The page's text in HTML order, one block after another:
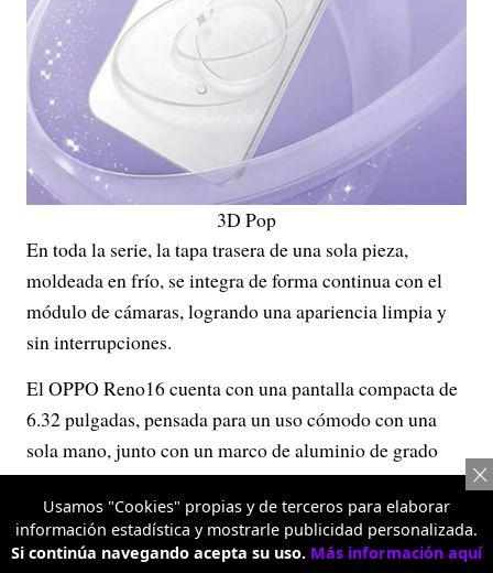
3D Pop
En toda la serie, la tapa trasera de una sola pieza,
moldeada en frío, se integra de forma continua con el
módulo de cámaras, logrando una apariencia limpia y
sin interrupciones.
El OPPO Reno16 cuenta con una pantalla compacta de
6.32 pulgadas, pensada para un uso cómodo con una
sola mano, junto con un marco de aluminio de grado
aeroespacial que ofrece un agarre fresco y seguro. Así
mismo, el OPPO Reno16 F, por su parte, ofrece una
pantalla más grande, de 6.57 pulgadas, para una
Usamos "Cookies" propias y de terceros para elaborar
información estadística y mostrarle publicidad personalizada.
Si continúa navegando acepta su uso. Más información aquí